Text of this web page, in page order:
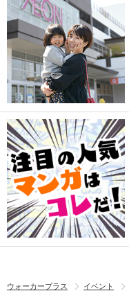
ウォーカープラス イベント